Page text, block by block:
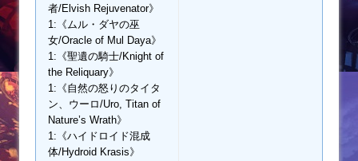
者/Elvish Rejuvenator》
1:《ムル・ダヤの巫
女/Oracle of Mul Daya》
1:《聖遺の騎士/Knight of
the Reliquary》
1:《自然の怒りのタイタ
ン、ウーロ/Uro, Titan of
Nature’s Wrath》
1:《ハイドロイド混成
体/Hydroid Krasis》